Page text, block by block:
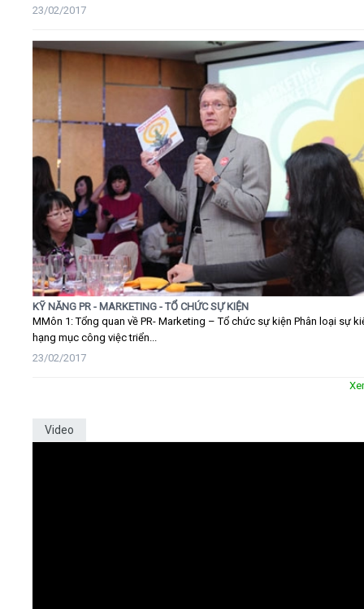
23/02/2017
KỸ NĂNG PR - MARKETING - TỔ CHỨC SỰ KIỆN
MMôn 1: Tổng quan về PR- Marketing – Tổ chức sự kiện Phân loại sự
hạng mục công việc triển...
23/02/2017
Video